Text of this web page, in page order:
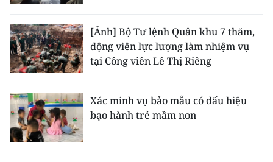
[Ảnh] Bộ Tư lệnh Quân khu 7 thăm,
động viên lực lượng làm nhiệm vụ
tại Công viên Lê Thị Riêng
Xác minh vụ bảo mẫu có dấu hiệu
bạo hành trẻ mầm non